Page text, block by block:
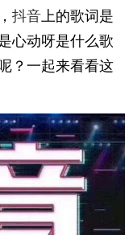
抖音 上的歌词是
心动呀是什么歌
？一起来看看这